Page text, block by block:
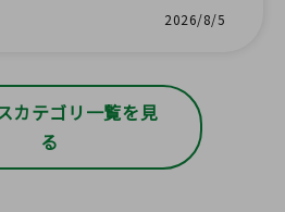
2026/8/5
カテゴリ一覧を見
る